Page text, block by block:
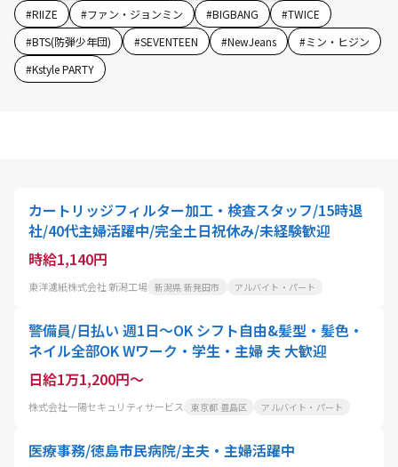
#RIIZE #ファン・ジョンミン #BIGBANG #TWICE
#BTS(防弾少年団) #SEVENTEEN #NewJeans #ミン・ヒジン
#Kstyle PARTY
カートリッジフィルター加工・検査スタッフ/15時退
社/40代主婦活躍中/完全土日祝休み/未経験歓迎
時給1,140円
東洋濾紙株式会社 新潟工場 新潟県 新発田市 アルバイト・パート
警備員/日払い 週1日～OK シフト自由&髪型・髪色・
ネイル全部OK Wワーク・学生・主婦 夫 大歓迎
日給1万1,200円～
株式会社一陽セキュリティサービス 東京都 豊島区 アルバイト・パート
医療事務/徳島市民病院/主夫・主婦活躍中